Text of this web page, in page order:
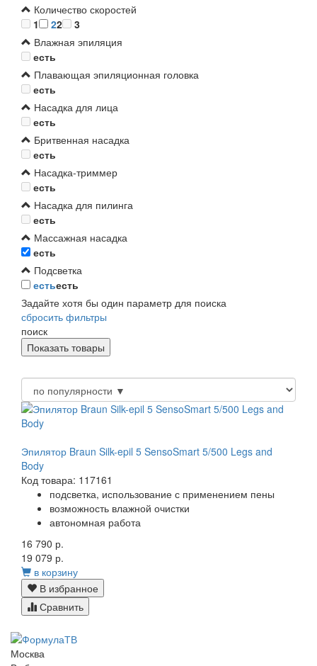
Количество скоростей
1
22
3
Влажная эпиляция
есть
Плавающая эпиляционная головка
есть
Насадка для лица
есть
Бритвенная насадка
есть
Насадка-триммер
есть
Насадка для пилинга
есть
Массажная насадка
есть
Подсветка
естьесть
Задайте хотя бы один параметр для поиска
сбросить фильтры
поиск
Эпилятор Braun Silk-epil 5 SensoSmart 5/500 Legs and
Body
Код товара: 117161
подсветка, использование с применением пены
возможность влажной очистки
автономная работа
16 790 р.
19 079 р.
в корзину
В избранное
Сравнить
Москва